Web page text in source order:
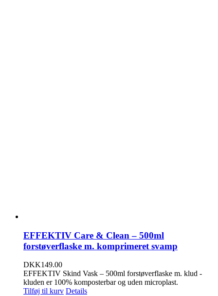
EFFEKTIV Care & Clean – 500ml
forstøverflaske m. komprimeret svamp
DKK149.00
EFFEKTIV Skind Vask – 500ml forstøverflaske m. klud -
kluden er 100% komposterbar og uden microplast.
Tilføj til kurv Details